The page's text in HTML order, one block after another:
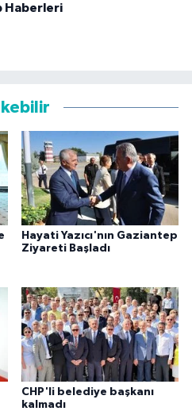
Haberleri
Hayati Yazıcı'nın Gaziantep
Ziyareti Başladı
CHP'li belediye başkanı
kalmadı